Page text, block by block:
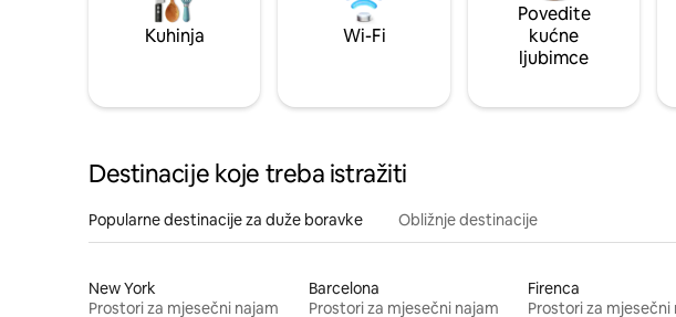
Kuhinja Wi-Fi
Povedite
kućne
ljubimce
Destinacije koje treba istražiti
Popularne destinacije za duže boravke Obližnje destinacije
New York
Prostori za mjesečni najam
Barcelona
Prostori za mjesečni najam
Firenca
Prostori za mjesečni